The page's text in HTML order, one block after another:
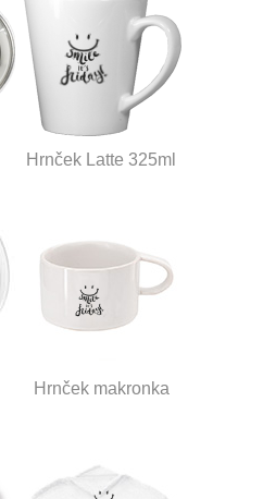
Hrnček Latte 325ml
Hrnček makronka